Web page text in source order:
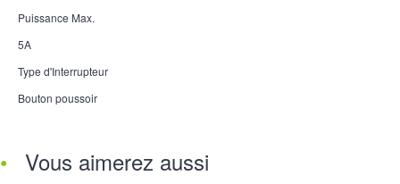
Puissance Max.
5A
Type d'Interrupteur
Bouton poussoir
Vous aimerez aussi